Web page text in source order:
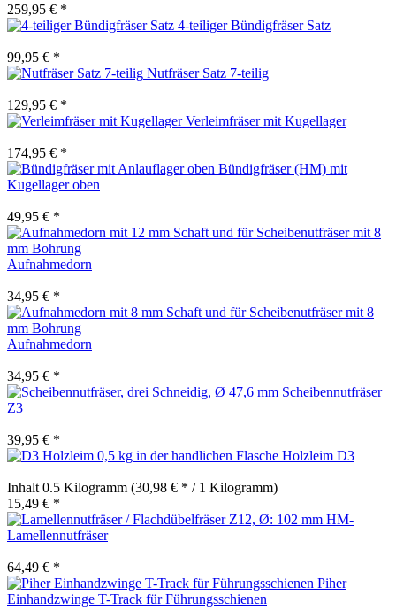
259,95 € *
4-teiliger Bündigfräser Satz
99,95 € *
Nutfräser Satz 7-teilig
129,95 € *
Verleimfräser mit Kugellager
174,95 € *
Bündigfräser (HM) mit
Kugellager oben
49,95 € *
Aufnahmedorn
34,95 € *
Aufnahmedorn
34,95 € *
Scheibennutfräser
Z3
39,95 € *
Holzleim D3
Inhalt 0.5 Kilogramm (30,98 € * / 1 Kilogramm)
15,49 € *
HM-
Lamellennutfräser
64,49 € *
Piher
Einhandzwinge T-Track für Führungsschienen